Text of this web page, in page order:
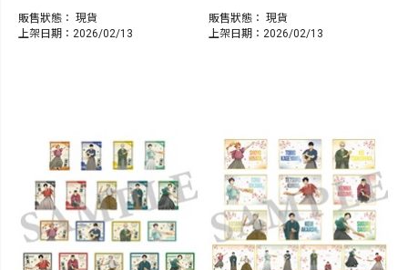
販售狀態： 現貨
上架日期：2026/02/13
販售狀態： 現貨
上架日期：2026/02/13